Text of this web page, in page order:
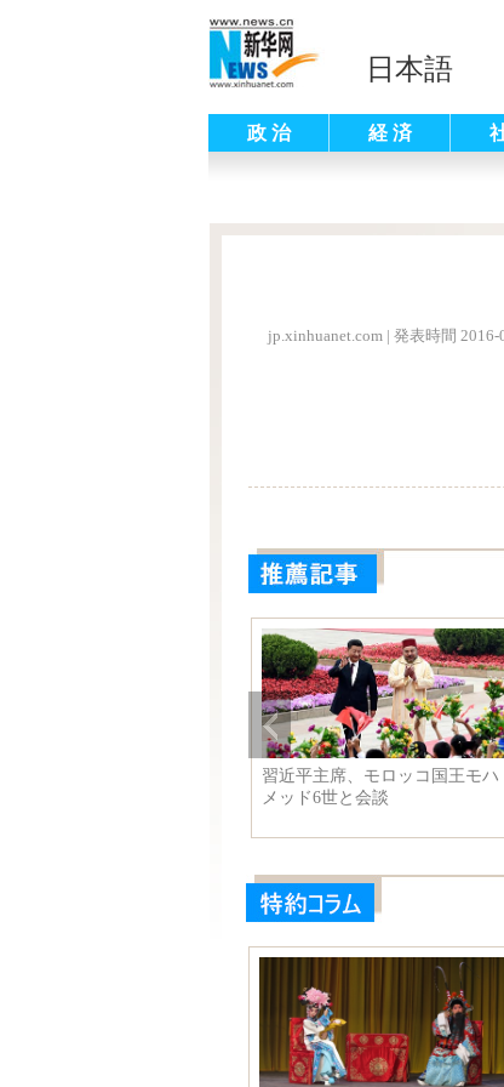
日本語
政 治 経 済
jp.xinhuanet.com | 発表時間 2016-
習近平主席、モロッコ国王モハ
メッド6世と会談